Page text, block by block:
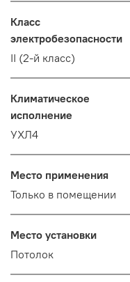
Класс
электробезопасности
II (2-й класс)
Климатическое
исполнение
УХЛ4
Место применения
Только в помещении
Место установки
Потолок